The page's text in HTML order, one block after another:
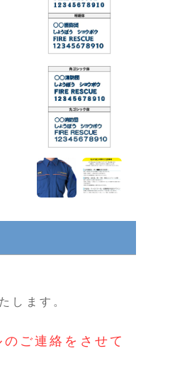
します。
ご連絡をさせて